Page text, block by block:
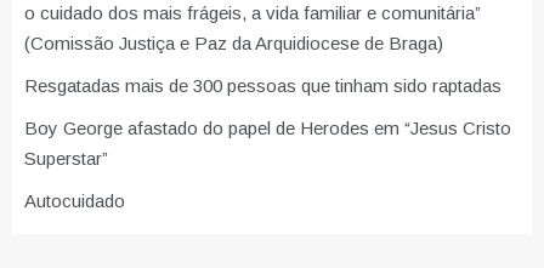
o cuidado dos mais frágeis, a vida familiar e comunitária”
(Comissão Justiça e Paz da Arquidiocese de Braga)
Resgatadas mais de 300 pessoas que tinham sido raptadas
Boy George afastado do papel de Herodes em “Jesus Cristo
Superstar”
Autocuidado